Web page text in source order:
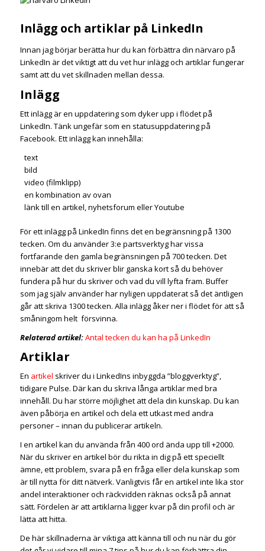
Inlägg och artiklar på LinkedIn
Innan jag börjar berätta hur du kan förbättra din närvaro på
LinkedIn är det viktigt att du vet hur inlägg och artiklar fungerar
samt att du vet skillnaden mellan dessa.
Inlägg
Ett inlägg är en uppdatering som dyker upp i flödet på
LinkedIn. Tänk ungefär som en statusuppdatering på
Facebook. Ett inlägg kan innehålla:
text
bild
video (filmklipp)
en kombination av ovan
länk till en artikel, nyhetsforum eller Youtube
För ett inlägg på LinkedIn finns det en begränsning på 1300
tecken. Om du använder 3:e partsverktyg har vissa
fortfarande den gamla begränsningen på 700 tecken. Det
innebär att det du skriver blir ganska kort så du behöver
fundera på hur du skriver och vad du vill lyfta fram. Buffer
som jag själv använder har nyligen uppdaterat så det äntligen
går att skriva 1300 tecken. Alla inlägg åker ner i flödet för att så
småningom helt försvinna.
Relaterad artikel:Antal tecken du kan ha på LinkedIn
Artiklar
En artikel skriver du i LinkedIns inbyggda ”bloggverktyg”,
tidigare Pulse. Där kan du skriva långa artiklar med bra
innehåll. Du har större möjlighet att dela din kunskap. Du kan
även påbörja en artikel och dela ett utkast med andra
personer – innan du publicerar artikeln.
I en artikel kan du använda från 400 ord ända upp till +2000.
När du skriver en artikel bör du rikta in dig på ett speciellt
ämne, ett problem, svara på en fråga eller dela kunskap som
är till nytta för ditt nätverk. Vanligtvis får en artikel inte lika stor
andel interaktioner och räckvidden räknas också på annat
sätt. Fördelen är att artiklarna ligger kvar på din profil och är
lätta att hitta.
De här skillnaderna är viktiga att känna till och nu när du gör